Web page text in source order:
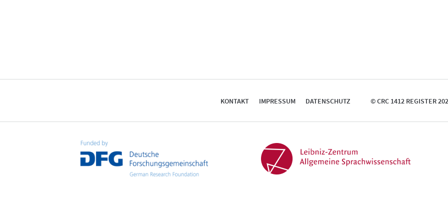
KONTAKT IMPRESSUM DATENSCHUTZ © CRC 1412 REGISTER